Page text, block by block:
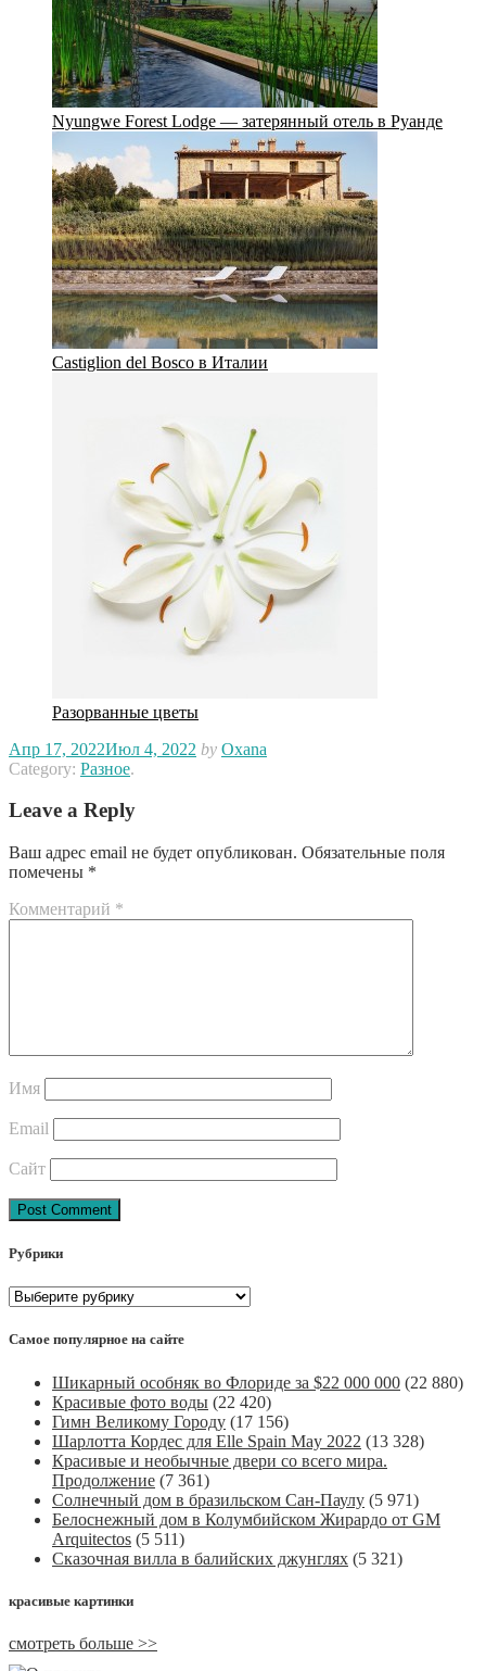
Nyungwe Forest Lodge — затерянный отель в Руанде
Castiglion del Bosco в Италии
Разорванные цветы
Апр 17, 2022Июл 4, 2022 by Oxana
Category: Разное.
Leave a Reply
Ваш адрес email не будет опубликован. Обязательные поля
помечены *
Комментарий *
Имя
Email
Сайт
Post
navigation
Рубрики
Рубрики
Самое популярное на сайте
Шикарный особняк во Флориде за $22 000 000 (22 880)
Красивые фото воды (22 420)
Гимн Великому Городу (17 156)
Шарлотта Кордес для Elle Spain May 2022 (13 328)
Красивые и необычные двери со всего мира.
Продолжение (7 361)
Солнечный дом в бразильском Сан-Паулу (5 971)
Белоснежный дом в Колумбийском Жирардо от GM
Arquitectos (5 511)
Сказочная вилла в балийских джунглях (5 321)
красивые картинки
смотреть больше >>